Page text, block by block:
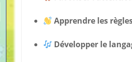
Apprendre les
Développer le